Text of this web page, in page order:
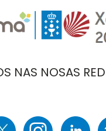
Imaxe
NAS NOSAS
Imaxe Imaxe